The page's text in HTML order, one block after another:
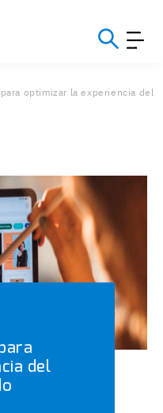
optimizar la experiencia del
del